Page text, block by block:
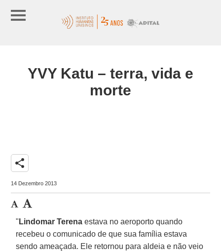
YVY Katu – terra, vida e
morte
share
14 Dezembro 2013
" Lindomar Terena estava no aeroporto quando
recebeu o comunicado de que sua família estava
sendo ameaçada. Ele retornou para aldeia e não veio